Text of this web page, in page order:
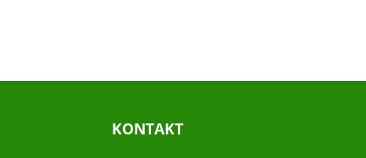
KONTAKT